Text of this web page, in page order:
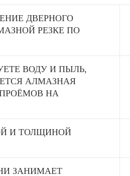
ДВЕРНОГО
РЕЗКЕ ПО
ВОДУ И ПЫЛЬ,
АЛМАЗНАЯ
НА
И ТОЛЩИНОЙ
ЗАНИМАЕТ